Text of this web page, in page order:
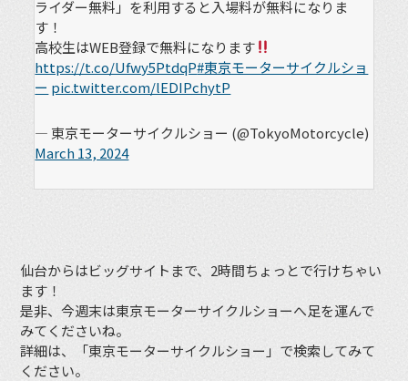
ライダー無料」を利用すると入場料が無料になりま
す！
高校生はWEB登録で無料になります
https://t.co/Ufwy5PtdqP#東京モーターサイクルショ
ー pic.twitter.com/lEDIPchytP
— 東京モーターサイクルショー (@TokyoMotorcycle)
March 13, 2024
仙台からはビッグサイトまで、2時間ちょっとで行けちゃい
ます！
是非、今週末は東京モーターサイクルショーへ足を運んで
みてくださいね。
詳細は、「東京モーターサイクルショー」で検索してみて
ください。